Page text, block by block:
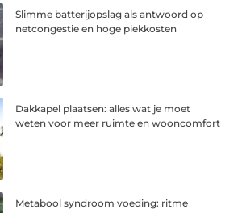
Slimme batterijopslag als antwoord op
netcongestie en hoge piekkosten
Dakkapel plaatsen: alles wat je moet
weten voor meer ruimte en wooncomfort
Metabool syndroom voeding: ritme